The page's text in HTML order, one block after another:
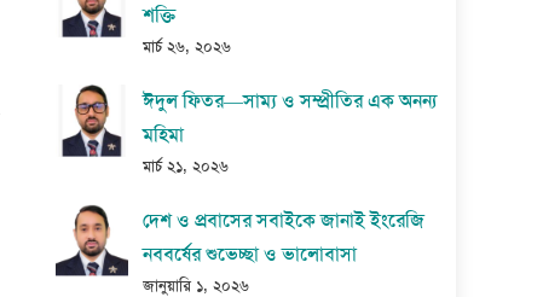
শক্তি
মার্চ ২৬, ২০২৬
ঈদুল ফিতর—সাম্য ও সম্প্রীতির এক অনন্য
মহিমা
মার্চ ২১, ২০২৬
দেশ ও প্রবাসের সবাইকে জানাই ইংরেজি
নববর্ষের শুভেচ্ছা ও ভালোবাসা
জানুয়ারি ১, ২০২৬